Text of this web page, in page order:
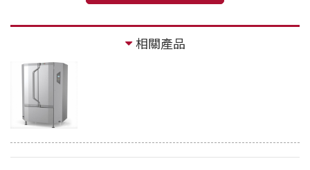
相關產品